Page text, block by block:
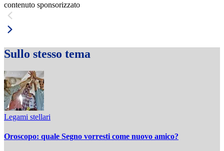
contenuto sponsorizzato
Sullo stesso tema
Legami stellari
Oroscopo: quale Segno vorresti come nuovo amico?